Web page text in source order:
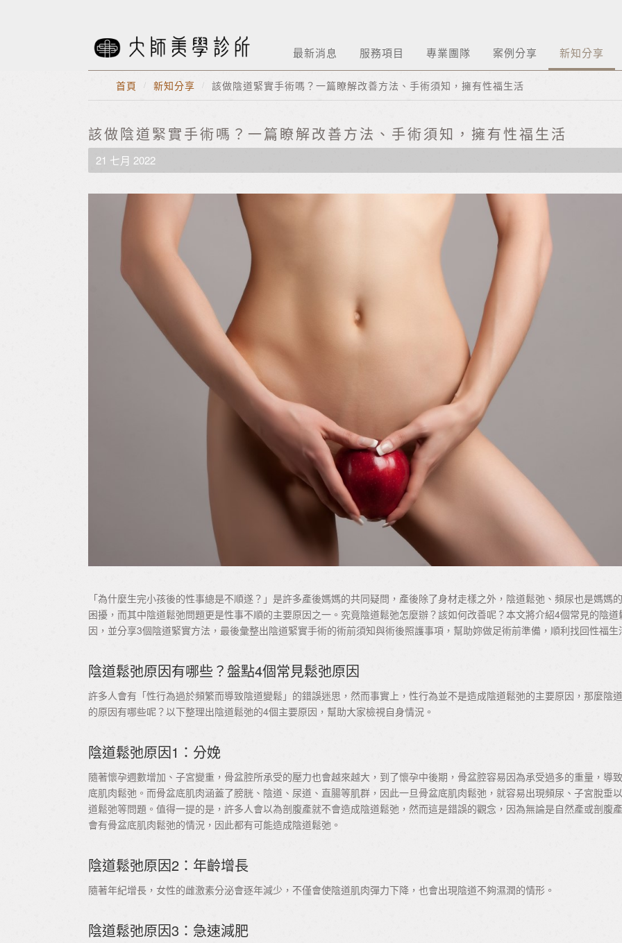
最新消息 服務項目 專業團隊 案例分享 新知分享
首頁 / 新知分享 / 該做陰道緊實手術嗎？一篇瞭解改善方法、手術須知，擁有性福生活
該做陰道緊實手術嗎？一篇瞭解改善方法、手術須知，擁有性福生活
21 七月 2022
「為什麼生完小孩後的性事總是不順遂？」是許多產後媽媽的共同疑問，產後除了身材走樣之外，陰道鬆弛、頻尿也是媽媽
困擾，而其中陰道鬆弛問題更是性事不順的主要原因之一。究竟陰道鬆弛怎麼辦？該如何改善呢？本文將介紹4個常見的陰道
因，並分享3個陰道緊實方法，最後彙整出陰道緊實手術的術前須知與術後照護事項，幫助妳做足術前準備，順利找回性福生
陰道鬆弛原因有哪些？盤點4個常見鬆弛原因
許多人會有「性行為過於頻繁而導致陰道變鬆」的錯誤迷思，然而事實上，性行為並不是造成陰道鬆弛的主要原因，那麼陰
的原因有哪些呢？以下整理出陰道鬆弛的4個主要原因，幫助大家檢視自身情況。
陰道鬆弛原因1：分娩
隨著懷孕週數增加、子宮變重，骨盆腔所承受的壓力也會越來越大，到了懷孕中後期，骨盆腔容易因為承受過多的重量，導
底肌肉鬆弛。而骨盆底肌肉涵蓋了膀胱、陰道、尿道、直腸等肌群，因此一旦骨盆底肌肉鬆弛，就容易出現頻尿、子宮脫垂
道鬆弛等問題。值得一提的是，許多人會以為剖腹產就不會造成陰道鬆弛，然而這是錯誤的觀念，因為無論是自然產或剖腹
會有骨盆底肌肉鬆弛的情況，因此都有可能造成陰道鬆弛。
陰道鬆弛原因2：年齡增長
隨著年紀增長，女性的雌激素分泌會逐年減少，不僅會使陰道肌肉彈力下降，也會出現陰道不夠濕潤的情形。
陰道鬆弛原因3：急速減肥